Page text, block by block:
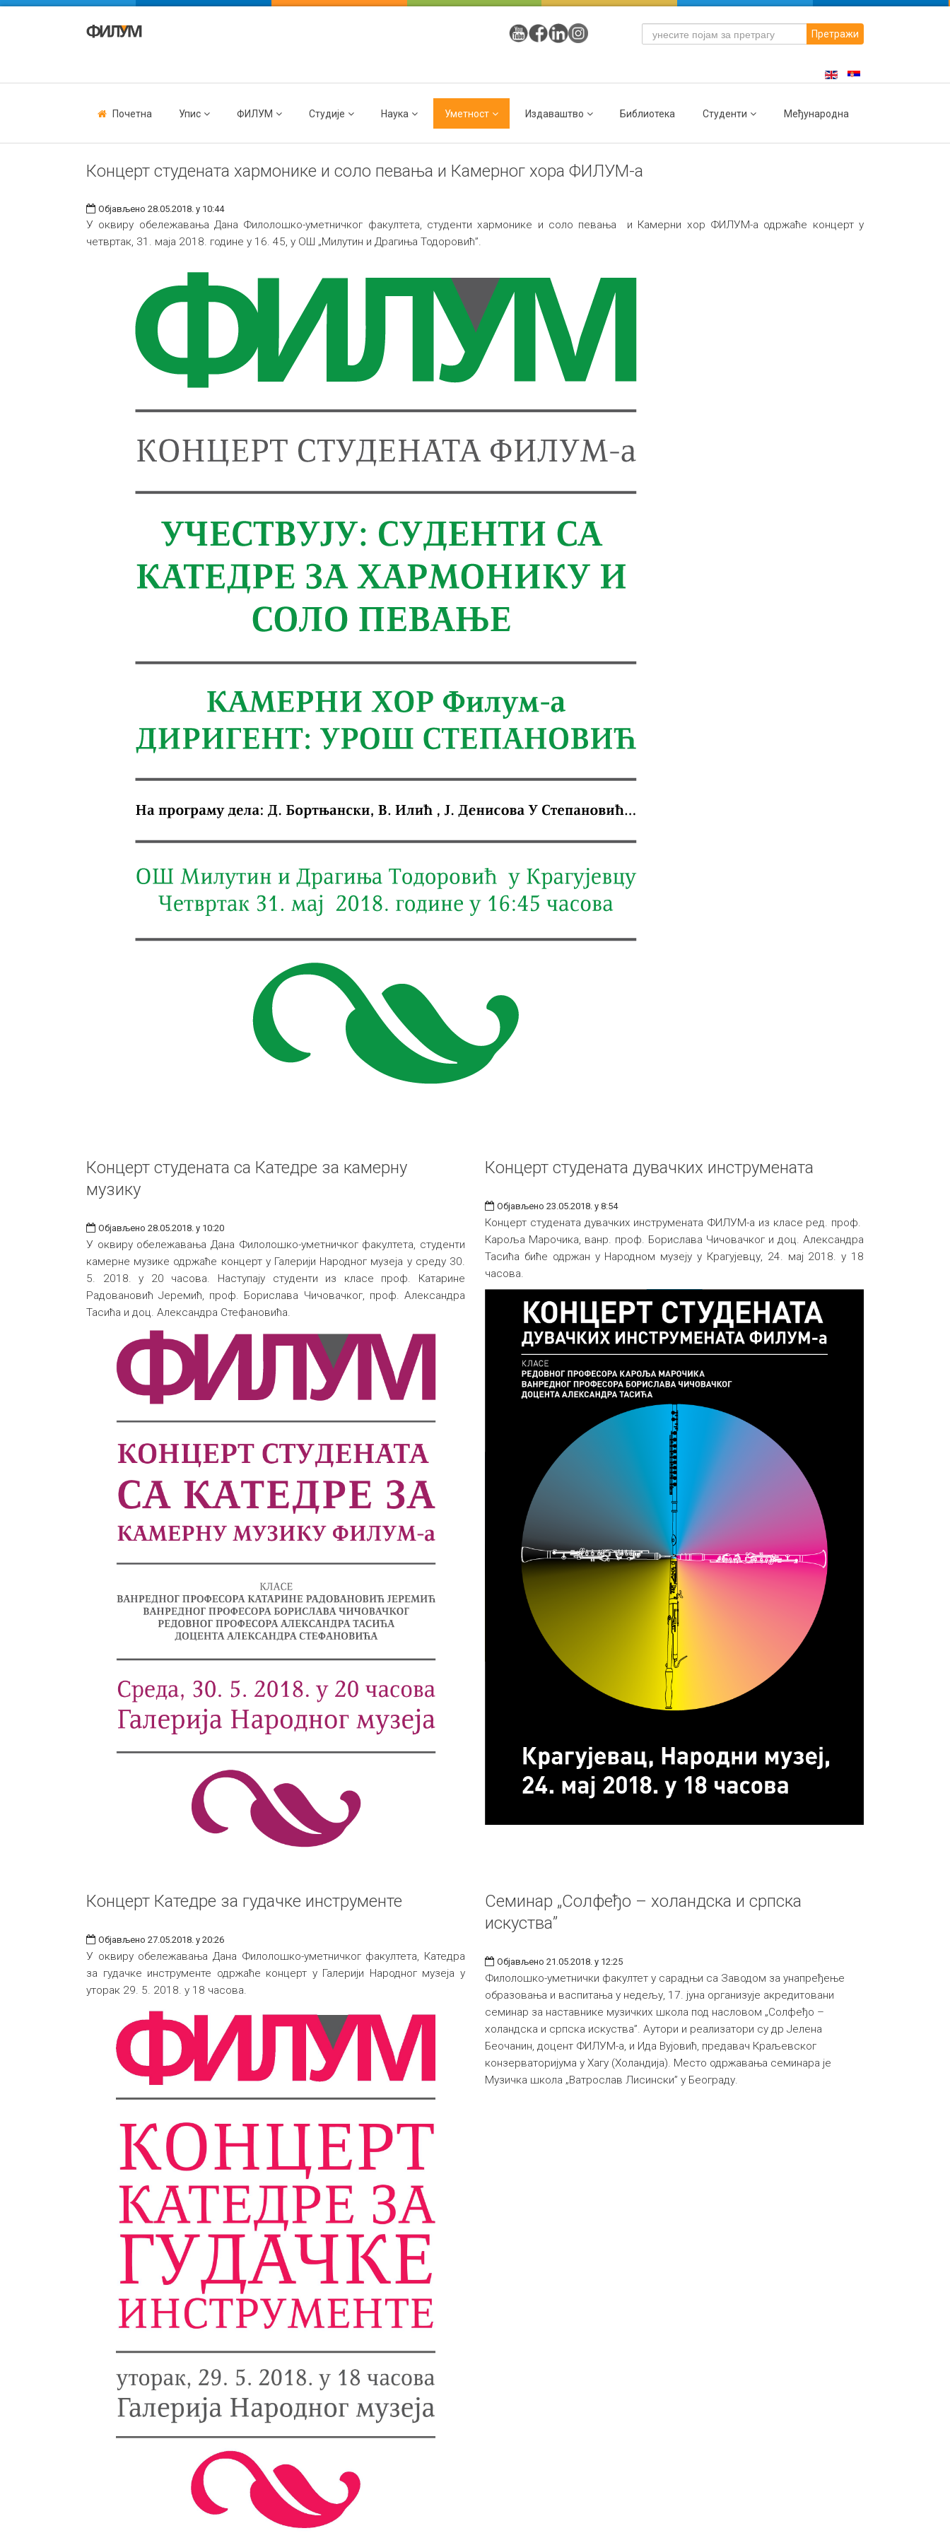
Претражи
Почетна Упис ФИЛУМ Студије Наука Уметност Издаваштво Библиотека Студенти Међународна
Концерт студената хармонике и соло певања и Камерног хора ФИЛУМ-а
Објављено 28.05.2018. у 10:44
У оквиру обележавања Дана Филолошко-уметничког факултета, студенти хармонике и соло певања и Камерни хор ФИЛУМ-а одржаће концерт у
четвртак, 31. маја 2018. године у 16. 45, у ОШ „Милутин и Драгиња Тодоровић”.
Концерт студената са Катедре за камерну
музику
Објављено 28.05.2018. у 10:20
У оквиру обележавања Дана Филолошко-уметничког факултета, студенти
камерне музике одржаће концерт у Галерији Народног музеја у среду 30.
5. 2018. у 20 часова. Наступају студенти из класе проф. Катарине
Радовановић Јеремић, проф. Борислава Чичовачког, проф. Александра
Тасића и доц. Александра Стефановића.
Концерт студената дувачких инструмената
Објављено 23.05.2018. у 8:54
Концерт студената дувачких инструмената ФИЛУМ-а из класе ред. проф.
Кароља Марочика, ванр. проф. Борислава Чичовачког и доц. Александра
Тасића биће одржан у Народном музеју у Крагујевцу, 24. мај 2018. у 18
часова.
Концерт Катедре за гудачке инструменте
Објављено 27.05.2018. у 20:26
У оквиру обележавања Дана Филолошко-уметничког факултета, Катедра
за гудачке инструменте одржаће концерт у Галерији Народног музеја у
уторак 29. 5. 2018. у 18 часова.
Семинар „Солфеђо – холандска и српска
искуства”
Објављено 21.05.2018. у 12:25
Филолошко-уметнички факултет у сарадњи са Заводом за унапређење
образовања и васпитања у недељу, 17. јуна организује акредитовани
семинар за наставнике музичких школа под насловом „Солфеђо –
холандска и српска искуства”. Аутори и реализатори су др Јелена
Беочанин, доцент ФИЛУМ-а, и Ида Вујовић, предавач Краљевског
конзерваторијума у Хагу (Холандија). Место одржавања семинара је
Музичка школа „Ватрослав Лисински” у Београду.